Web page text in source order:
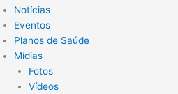
Notícias
Eventos
Planos de Saúde
Mídias
Fotos
Vídeos